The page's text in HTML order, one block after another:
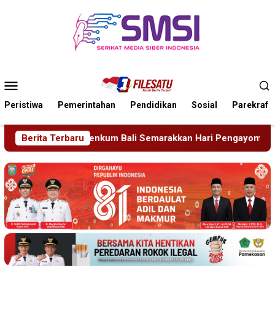
Mobile
Peristiwa Pemerintahan Pendidikan Sosial Parekraf
Berita Terbaru
Hari Pengayoman ke-81 Tragedi Proyek Masjid